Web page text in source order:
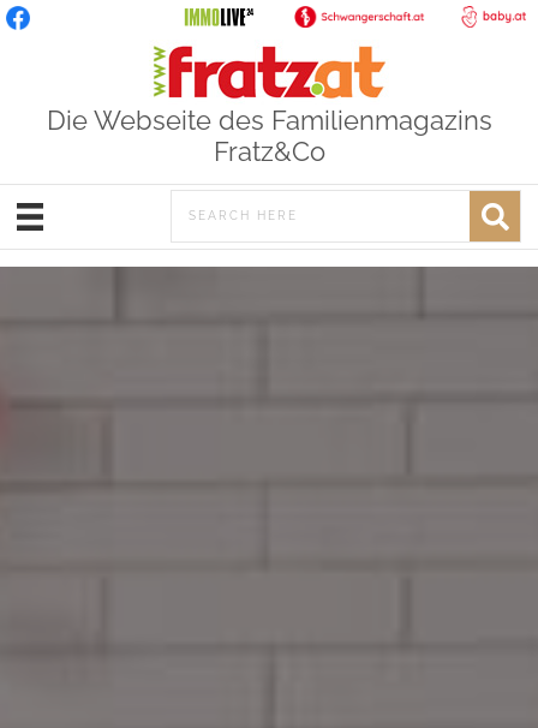
Die Webseite des Familienmagazins
Fratz&Co